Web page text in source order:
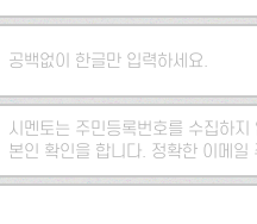
공백없이 한글만 입력하세요.
시멘토는 주민등록번호를 수집하
본인 확인을 합니다. 정확한 이메일